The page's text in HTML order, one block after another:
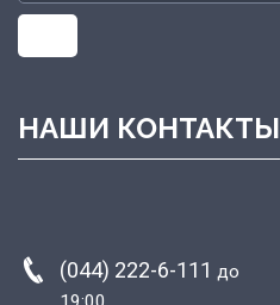
НАШИ КОНТАКТЫ
(044) 222-6-111 до